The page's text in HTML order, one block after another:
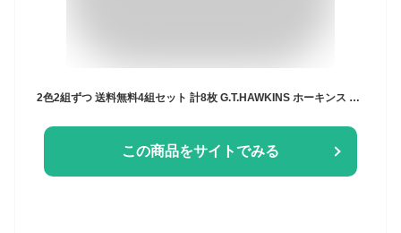
2色2組ずつ 送料無料4組セット 計8枚 G.T.HAWKINS ホーキンス クルーネックロングスリーブシャツ 2枚組 綿100% グンゼ GUNZE | メンズ 男性 クルーネック インナー 長袖 長袖インナー 長袖シャツ シャツ メンズシャツ メンズインナー 丸首インナー インナーウェア tシャツ 綿
この商品をサイトでみる